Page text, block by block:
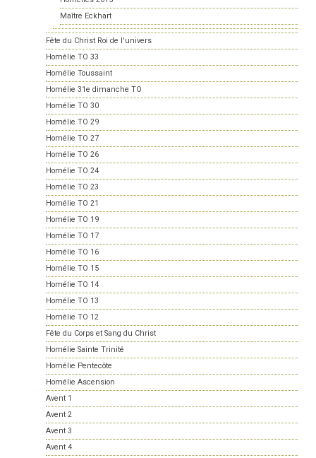
Maître Eckhart
Fête du Christ Roi de l'univers
Homélie TO 33
Homélie Toussaint
Homélie 31e dimanche TO
Homélie TO 30
Homélie TO 29
Homélie TO 27
Homélie TO 26
Homélie TO 24
Homélie TO 23
Homélie TO 21
Homélie TO 19
Homélie TO 17
Homélie TO 16
Homélie TO 15
Homélie TO 14
Homélie TO 13
Homélie TO 12
Fête du Corps et Sang du Christ
Homélie Sainte Trinité
Homélie Pentecôte
Homélie Ascension
Avent 1
Avent 2
Avent 3
Avent 4